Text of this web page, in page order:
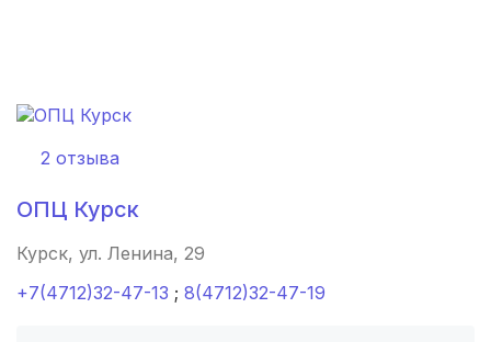
2 отзыва
ОПЦ Курск
Курск, ул. Ленина, 29
+7(4712)32-47-13 ; 8(4712)32-47-19
Вологда(3 роддома)